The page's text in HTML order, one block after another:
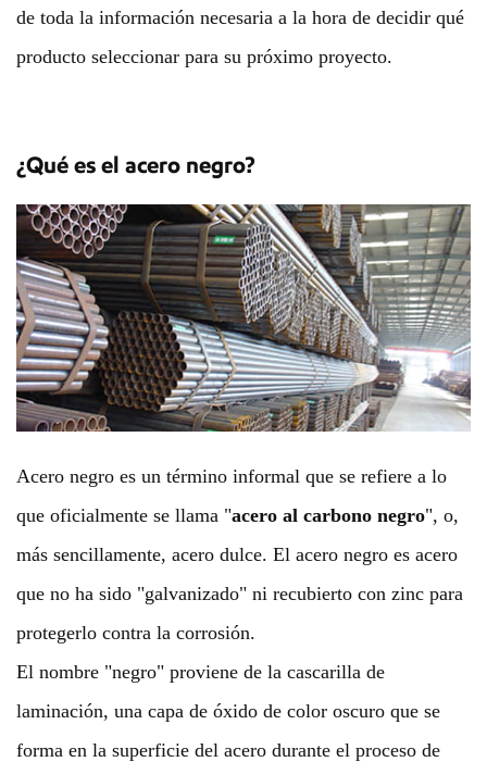
de toda la información necesaria a la hora de decidir qué
producto seleccionar para su próximo proyecto.
¿Qué es el acero negro?
Acero negro es un término informal que se refiere a lo
que oficialmente se llama "acero al carbono negro", o,
más sencillamente, acero dulce. El acero negro es acero
que no ha sido "galvanizado" ni recubierto con zinc para
protegerlo contra la corrosión.
El nombre "negro" proviene de la cascarilla de
laminación, una capa de óxido de color oscuro que se
forma en la superficie del acero durante el proceso de